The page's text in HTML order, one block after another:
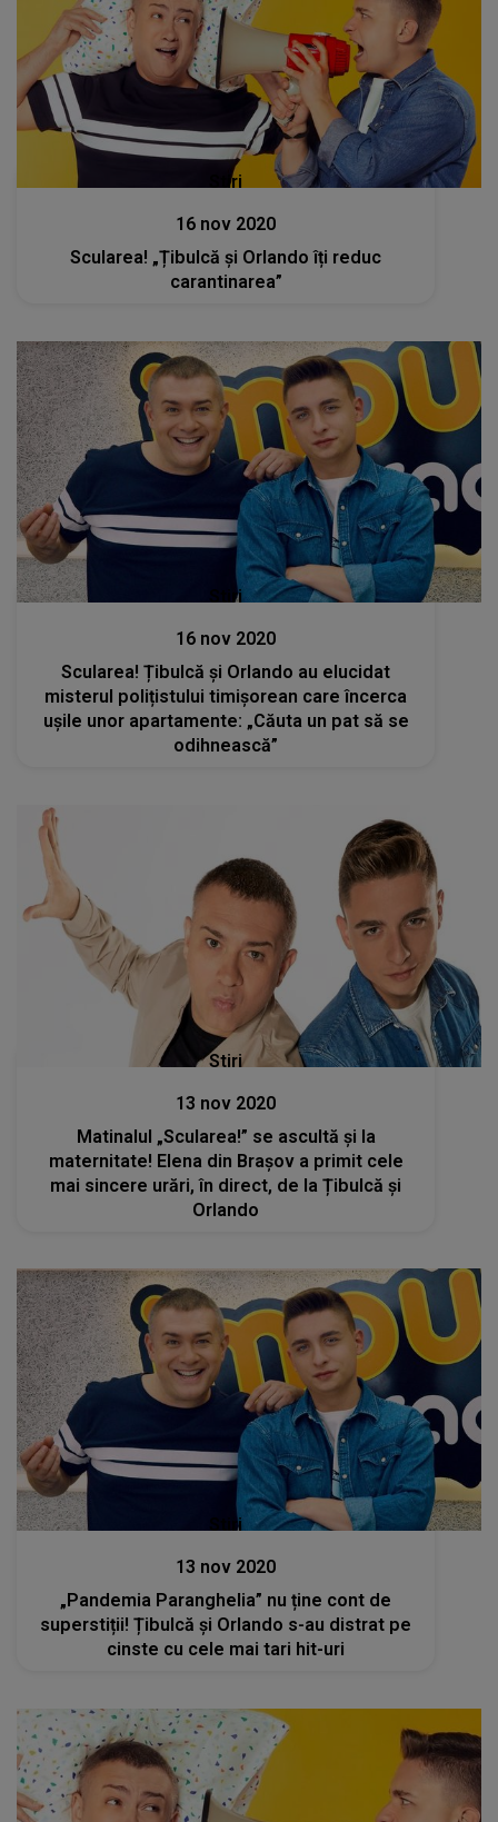
Stiri
16 nov 2020
Scularea! „Țibulcă și Orlando îți reduc
carantinarea”
Stiri
16 nov 2020
Scularea! Țibulcă și Orlando au elucidat
misterul polițistului timișorean care încerca
ușile unor apartamente: „Căuta un pat să se
odihnească”
Stiri
13 nov 2020
Matinalul „Scularea!” se ascultă și la
maternitate! Elena din Brașov a primit cele
mai sincere urări, în direct, de la Țibulcă și
Orlando
Stiri
13 nov 2020
„Pandemia Paranghelia” nu ține cont de
superstiții! Țibulcă și Orlando s-au distrat pe
cinste cu cele mai tari hit-uri